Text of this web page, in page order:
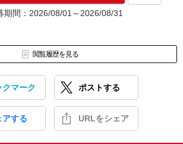
期間：2026/08/01～2026/08/31
閲覧履歴を見る
クマーク ポストする
アする URLをシェア